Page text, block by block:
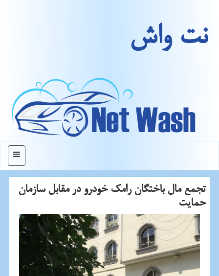
نت واش
منو
تجمع مال باختگان رامك خودرو در مقابل سازمان
حمایت